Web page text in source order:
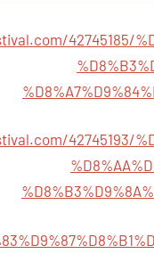
42745185/
42745193/